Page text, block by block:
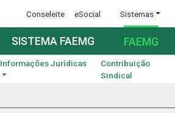
Conseleite eSocial Sistemas
SISTEMA FAEMG FAEMG
Informações Jurídicas
Contribuição
Sindical